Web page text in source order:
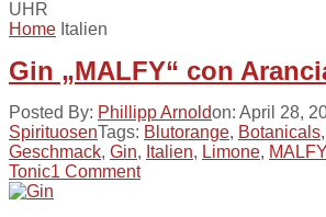
UHR
Home Italien
Gin „MALFY“ con
Posted By: Phillipp Arnoldon: April 28,
SpirituosenTags: Blutorange, Botanicals,
Geschmack, Gin, Italien, Limone, MALFY
Tonic1 Comment